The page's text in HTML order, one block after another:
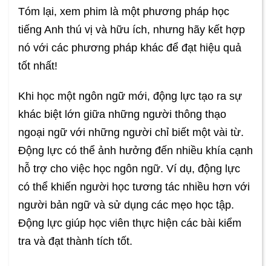
Tóm lại, xem phim là một phương pháp học
tiếng Anh thú vị và hữu ích, nhưng hãy kết hợp
nó với các phương pháp khác để đạt hiệu quả
tốt nhất!
Khi học một ngôn ngữ mới, động lực tạo ra sự
khác biệt lớn giữa những người thông thạo
ngoại ngữ với những người chỉ biết một vài từ.
Động lực có thể ảnh hưởng đến nhiều khía cạnh
hỗ trợ cho việc học ngôn ngữ. Ví dụ, động lực
có thể khiến người học tương tác nhiều hơn với
người bản ngữ và sử dụng các mẹo học tập.
Động lực giúp học viên thực hiện các bài kiểm
tra và đạt thành tích tốt.